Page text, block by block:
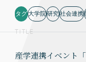
タグ大学院研究社会連携
TITLE
産学連携イベント